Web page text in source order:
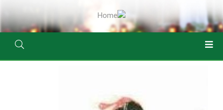
به
محتوای
اصلی